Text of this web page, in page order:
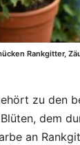
Rankgitter,
zu den
dem
an